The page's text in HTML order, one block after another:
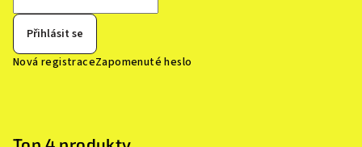
Přihlásit se
Nová registraceZapomenuté heslo